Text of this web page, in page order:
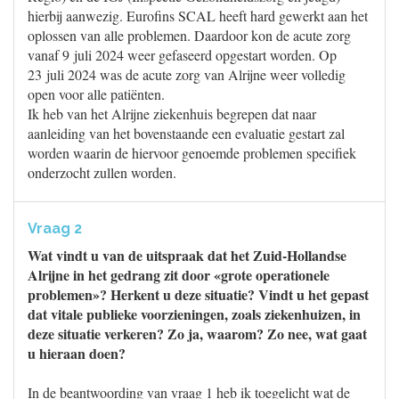
hierbij aanwezig. Eurofins SCAL heeft hard gewerkt aan het
oplossen van alle problemen. Daardoor kon de acute zorg
vanaf 9 juli 2024 weer gefaseerd opgestart worden. Op
23 juli 2024 was de acute zorg van Alrijne weer volledig
open voor alle patiënten.
Ik heb van het Alrijne ziekenhuis begrepen dat naar
aanleiding van het bovenstaande een evaluatie gestart zal
worden waarin de hiervoor genoemde problemen specifiek
onderzocht zullen worden.
Vraag 2
Wat vindt u van de uitspraak dat het Zuid-Hollandse
Alrijne in het gedrang zit door «grote operationele
problemen»? Herkent u deze situatie? Vindt u het gepast
dat vitale publieke voorzieningen, zoals ziekenhuizen, in
deze situatie verkeren? Zo ja, waarom? Zo nee, wat gaat
u hieraan doen?
In de beantwoording van vraag 1 heb ik toegelicht wat de